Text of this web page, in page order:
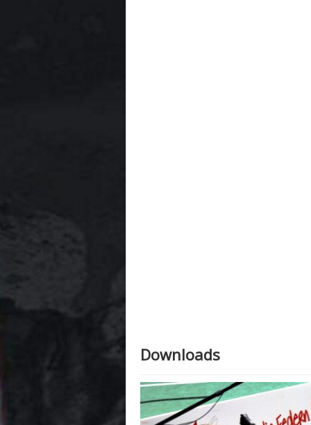
Die Dateien öffnen sich alle in einem
wählen und die Datei downloaden.
Zur Darstellung von PDF Dateien
besitzen, können Sie diesen mit einem